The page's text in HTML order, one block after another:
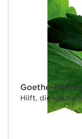
Goethe-
Hilft, die Haut